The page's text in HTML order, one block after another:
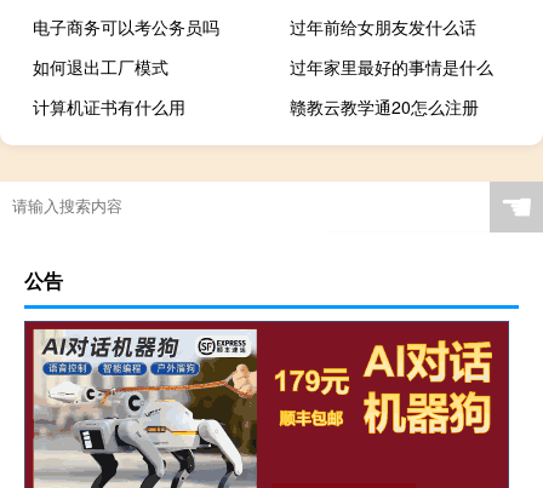
电子商务可以考公务员吗
过年前给女朋友发什么话
如何退出工厂模式
过年家里最好的事情是什么
计算机证书有什么用
赣教云教学通20怎么注册
☚
公告